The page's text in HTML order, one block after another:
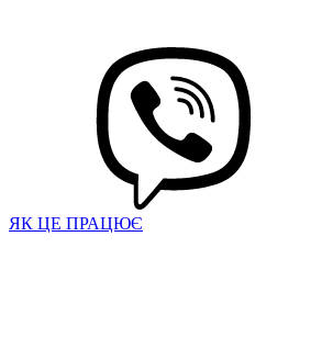
ЯК ЦЕ ПРАЦЮЄ